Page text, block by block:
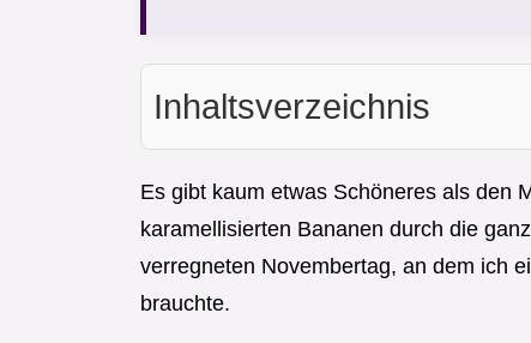
Inhaltsverzeichnis
Es gibt kaum etwas Schöneres als den
karamellisierten Bananen durch die
verregneten Novembertag, an dem ich
brauchte.